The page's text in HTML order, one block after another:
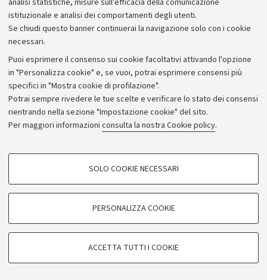
analisi statistiche, misure sull'efficacia della comunicazione
istituzionale e analisi dei comportamenti degli utenti.
Se chiudi questo banner continuerai la navigazione solo con i cookie
necessari.
Puoi esprimere il consenso sui cookie facoltativi attivando l'opzione
in "Personalizza cookie" e, se vuoi, potrai esprimere consensi più
specifici in "Mostra cookie di profilazione".
Potrai sempre rivedere le tue scelte e verificare lo stato dei consensi
rientrando nella sezione "Impostazione cookie" del sito.
Per maggiori informazioni consulta la nostra Cookie policy.
COOKIE DI PROFILAZIONE - FACOLTATIVI
COOKIE TECNICI - NECESSARI
Si tratta di cookie tecnici utilizzati, a titolo esemplificativo, per il corretto
SOLO COOKIE NECESSARI
PERSONALIZZA COOKIE
ACCETTA TUTTI I COOKIE
Archivio
Comunicati stampa
Redazione
Rassegna stampa
© Copyright 2026 - ALMA MATER STUDIORUM - Università di
Bologna - Via Zamboni, 33 - 40126 Bologna - PI: 01131710376 -
CF: 80007010376
Privacy
Note legali Impostazioni Cookie